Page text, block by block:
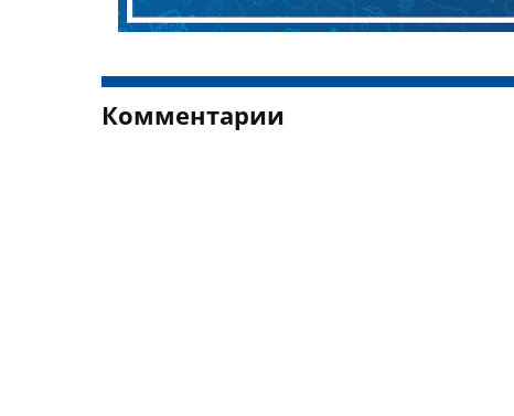
Комментарии